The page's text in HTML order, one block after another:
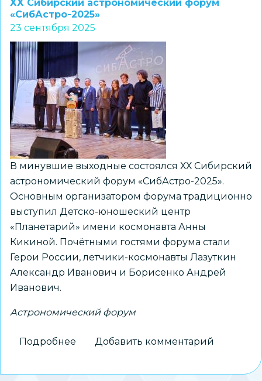
ХХ Сибирский астрономический форум
«СибАстро-2025»
23 сентября 2025
В минувшие выходные состоялся ХХ Сибирский
астрономический форум «СибАстро-2025».
Основным организатором форума традиционно
выступил Детско-юношеский центр
«Планетарий» имени космонавта Анны
Кикиной. Почётными гостями форума стали
Герои России, летчики-космонавты Лазуткин
Александр Иванович и Борисенко Андрей
Иванович.
Астрономический форум
Подробнее
Сибирский
Добавить комментарий